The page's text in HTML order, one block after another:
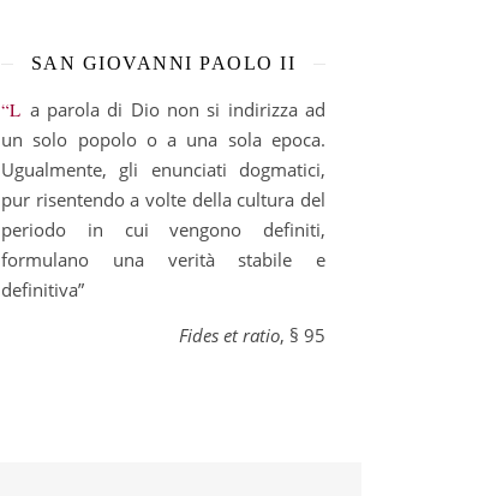
SAN GIOVANNI PAOLO II
“La parola di Dio non si indirizza ad
un solo popolo o a una sola epoca.
Ugualmente, gli enunciati dogmatici,
pur risentendo a volte della cultura del
periodo in cui vengono definiti,
formulano una verità stabile e
definitiva”
Fides et ratio, § 95